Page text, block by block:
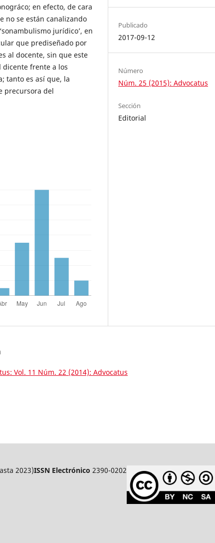
en efecto, de cara
no se están canalizando
jurídico’, en
que prediseñado por
al docente, sin que este
dicente frente a los
tanto es así que, la
precursora del
Publicado
2017-09-12
Número
Núm. 25 (2015): Advocatus
Sección
Editorial
Vol. 11 Núm. 22 (2014): Advocatus
2023)ISSN Electrónico 2390-0202